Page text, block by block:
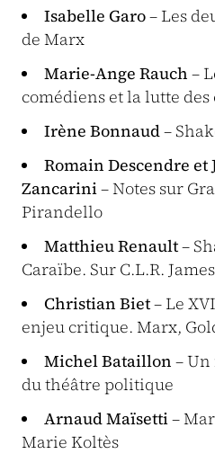
Isabelle Garo– Les
de Marx
Marie-Ange Rauch –
comédiens et la lutte des
Irène Bonnaud–
Romain Descendre et
Zancarini– Notes sur
Pirandello
Matthieu Renault–
Caraïbe. Sur C.L.R. James
Christian Biet– Le
enjeu critique. Marx,
Michel Bataillon –
du théâtre politique
Arnaud Maïsetti–
Marie Koltès